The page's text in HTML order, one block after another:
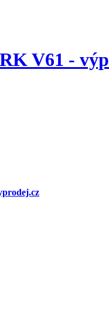
V61 -